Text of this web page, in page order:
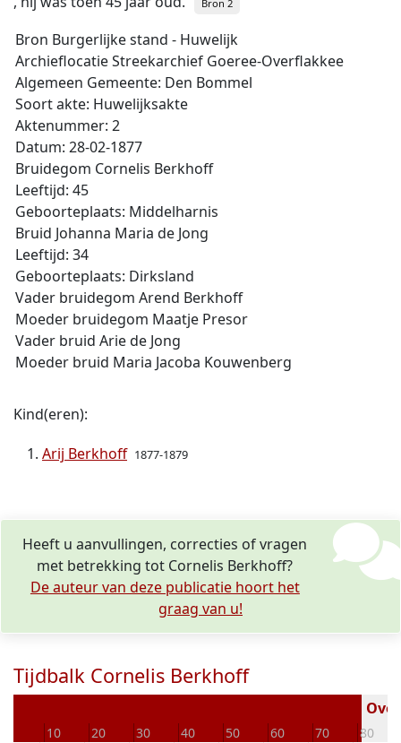
Bron 2
Bron Burgerlijke stand - Huwelijk
Archieflocatie Streekarchief Goeree-Overflakkee
Algemeen Gemeente: Den Bommel
Soort akte: Huwelijksakte
Aktenummer: 2
Datum: 28-02-1877
Bruidegom Cornelis Berkhoff
Leeftijd: 45
Geboorteplaats: Middelharnis
Bruid Johanna Maria de Jong
Leeftijd: 34
Geboorteplaats: Dirksland
Vader bruidegom Arend Berkhoff
Moeder bruidegom Maatje Presor
Vader bruid Arie de Jong
Moeder bruid Maria Jacoba Kouwenberg
Kind(eren):
Arij Berkhoff 1877-1879
Heeft u aanvullingen, correcties of vragen
met betrekking tot Cornelis Berkhoff?
De auteur van deze publicatie hoort het
graag van u!
Tijdbalk Cornelis Berkhoff
10 20 30 40 50 60 70 80